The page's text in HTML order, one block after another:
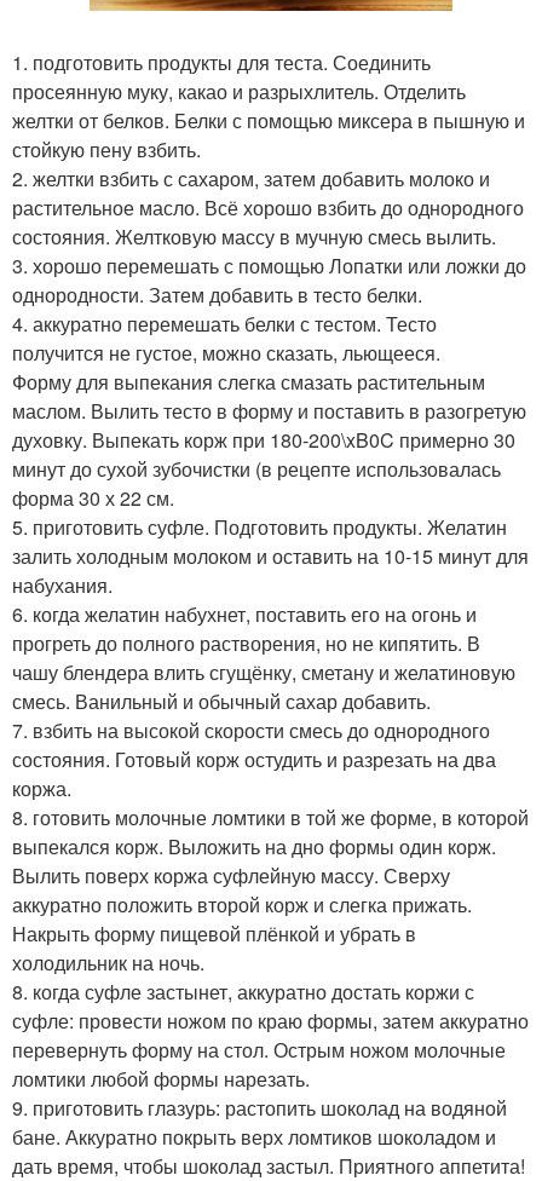
1. подготовить продукты для теста. Соединить
просеянную муку, какао и разрыхлитель. Отделить
желтки от белков. Белки с помощью миксера в пышную и
стойкую пену взбить.
2. желтки взбить с сахаром, затем добавить молоко и
растительное масло. Всё хорошо взбить до однородного
состояния. Желтковую массу в мучную смесь вылить.
3. хорошо перемешать с помощью Лопатки или ложки до
однородности. Затем добавить в тесто белки.
4. аккуратно перемешать белки с тестом. Тесто
получится не густое, можно сказать, льющееся.
Форму для выпекания слегка смазать растительным
маслом. Вылить тесто в форму и поставить в разогретую
духовку. Выпекать корж при 180-200\xB0C примерно 30
минут до сухой зубочистки (в рецепте использовалась
форма 30 х 22 см.
5. приготовить суфле. Подготовить продукты. Желатин
залить холодным молоком и оставить на 10-15 минут для
набухания.
6. когда желатин набухнет, поставить его на огонь и
прогреть до полного растворения, но не кипятить. В
чашу блендера влить сгущёнку, сметану и желатиновую
смесь. Ванильный и обычный сахар добавить.
7. взбить на высокой скорости смесь до однородного
состояния. Готовый корж остудить и разрезать на два
коржа.
8. готовить молочные ломтики в той же форме, в которой
выпекался корж. Выложить на дно формы один корж.
Вылить поверх коржа суфлейную массу. Сверху
аккуратно положить второй корж и слегка прижать.
Накрыть форму пищевой плёнкой и убрать в
холодильник на ночь.
8. когда суфле застынет, аккуратно достать коржи с
суфле: провести ножом по краю формы, затем аккуратно
перевернуть форму на стол. Острым ножом молочные
ломтики любой формы нарезать.
9. приготовить глазурь: растопить шоколад на водяной
бане. Аккуратно покрыть верх ломтиков шоколадом и
дать время, чтобы шоколад застыл. Приятного аппетита!